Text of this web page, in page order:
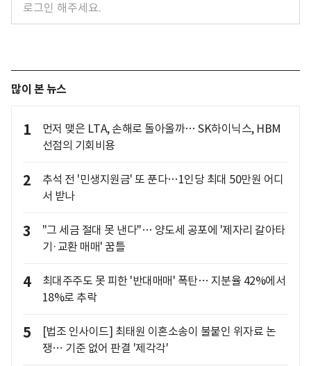
많이 본 뉴스
1
먼저 맺은 LTA, 손해로 돌아올까… SK하이닉스, HBM
선점의 기회비용
2
추석 전 '민생지원금' 또 푼다…1인당 최대 50만원 어디
서 받나
3
"그 세금 절대 못 낸다"… 양도세 공포에 '제자리 갈아타
기·교환 매매' 꿈틀
4
최대주주도 못 피한 '반대매매' 폭탄… 지분율 42%에서
18%로 추락
5
[법조 인사이드] 최태원 이혼소송이 불붙인 위자료 논
쟁… 기준 없어 판결 '제각각'